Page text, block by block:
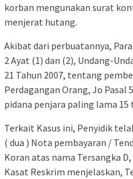
korban mengunakan surat
menjerat hutang.
Akibat dari perbuatannya,
2 Ayat (1) dan (2), Undang-
21 Tahun 2007, tentang
Perdagangan Orang, Jo Pasal
pidana penjara paling lama 15
Terkait Kasus ini, Penyidik
( dua ) Nota pembayaran /
Koran atas nama Tersangka
Kasat Reskrim menjelaskan,